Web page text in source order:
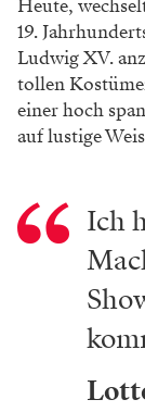
Heute,
19.
Ludwig XV.
tollen
einer hoch
auf lustige
Ich